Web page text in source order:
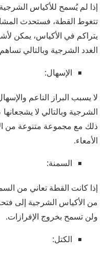
إذا لم يُسمح للأكياس
تتغوط القطة، فستحدث
يتراكم في الأكياس، يمكن
الغدد الشرجية وبالتالي
الإسهال:
لا يسبب البراز الناعم
الشرجية وبالتالي لا
ذلك مع مجموعة متنوعة من
الأمعاء.
السمنة:
إذا كانت القطة تعاني من
من الأكياس الشرجية إلى
ولن تسمح بخروج الإفرازات.
الكتل: